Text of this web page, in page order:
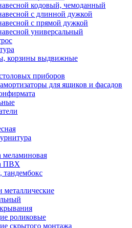
кодовый, чемоданный
с длинной дужкой
с прямой дужкой
универсальный
корзины выдвижные
приборов
для ящиков и фасадов
меламиновая
ПВХ
тандембокс
роликовые
скрытого монтажа